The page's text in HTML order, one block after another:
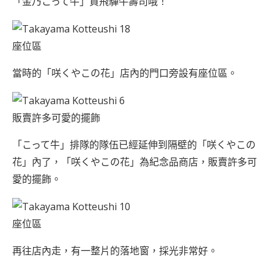
座位區
當時的「咲くやこの花」店內的門口旁設有座位區。
販賣許多可愛的擺飾
「こって牛」排隊的隊伍已經延伸到隔壁的「咲くやこの
花」內了，「咲くやこの花」為紀念品商店，販賣許多可
愛的擺飾。
座位區
再往店內走，有一整片的落地窗，採光非常好。